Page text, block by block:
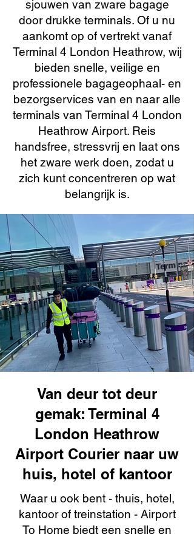
sjouwen van zware bagage
door drukke terminals. Of u nu
aankomt op of vertrekt vanaf
Terminal 4 London Heathrow, wij
bieden snelle, veilige en
professionele bagageophaal- en
bezorgservices van en naar alle
terminals van Terminal 4 London
Heathrow Airport. Reis
handsfree, stressvrij en laat ons
het zware werk doen, zodat u
zich kunt concentreren op wat
belangrijk is.
Van deur tot deur
gemak: Terminal 4
London Heathrow
Airport Courier naar uw
huis, hotel of kantoor
Waar u ook bent - thuis, hotel,
kantoor of treinstation - Airport
To Home biedt een snelle en